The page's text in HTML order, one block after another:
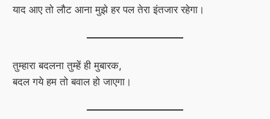
याद आए तो लौट आना मुझे हर पल तेरा इंतजार रहेगा।
तुम्हारा बदलना तुम्हें ही मुबारक,
बदल गये हम तो बवाल हो जाएगा।